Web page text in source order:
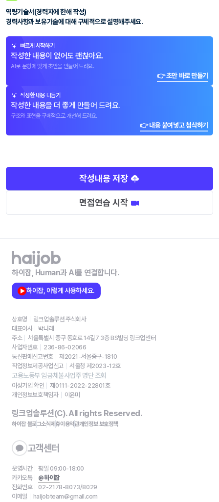
역량기술서(경력자에 한해 작성)
경력사항과 보유기술에 대해 구체적으로 설명해주세요.
빠르게 시작하기
작성한 내용이 없어도 괜찮아요.
AI로 문항에 맞게 초안을 만들어 드려요.
👉 초안 바로 만들기
작성한 내용 다듬기
작성한 내용을 더 좋게 만들어 드려요.
구조와 표현을 구체적으로 개선해 드려요.
👉 내용 붙여넣고 첨삭하기
작성내용 저장
면접연습 시작
하이잡, Human과 AI를 연결합니다.
하이잡, 이렇게 사용하세요.
상호명
링크업솔루션 주식회사
대표이사
박나래
주소
서울특별시 중구 동호로 14길7 3층 BS빌딩 링크업센터
사업자번호
236-86-02066
통신판매신고번호
제2021-서울중구-1810
직업정보제공사업신고
서울청 제2023-12호
고용노동부 임금체불사업주 명단 조회
여성기업 확인
제0111-2022-22801호
개인정보보호책임자
이윤미
링크업솔루션(C). All rights Reserved.
하이잡 블로그소식제휴이용약관개인정보 보호정책
고객센터
운영시간
평일 09:00-18:00
카카오톡
@하이잡
전화번호
02-2178-8073/8029
이메일
haijobteam@gmail.com